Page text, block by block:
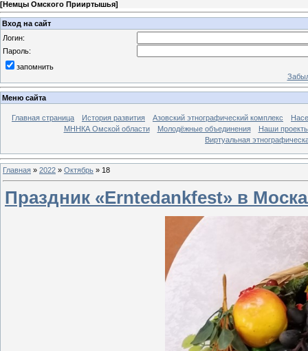
[Немцы Омского Прииртышья]
Вход на сайт
Логин:
Пароль:
запомнить
Меню сайта
Главная страница История развития Азовский этнографический комплекс
МННКА Омской области
Молодёжные объединения
Наши
Виртуальная
Главная » 2022 » Октябрь » 18
Праздник «Erntedankfest» в